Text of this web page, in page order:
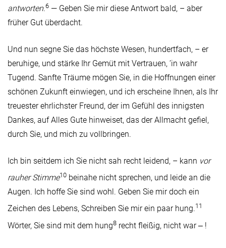
antworten.6 — Geben Sie mir diese Antwort bald, – aber
früher Gut überdacht.
Und nun segne Sie das höchste Wesen, hundertfach, – er
beruhige, und stärke Ihr Gemüt mit Vertrauen, ’in wahr
Tugend. Sanfte Träume mögen Sie, in die Hoffnungen einer
schönen Zukunft einwiegen, und ich erscheine Ihnen, als Ihr
treuester ehrlichster Freund, der im Gefühl des innigsten
Dankes, auf Alles Gute hinweiset, das der Allmacht gefiel,
durch Sie, und mich zu vollbringen.
Ich bin seitdem ich Sie nicht sah recht leidend, – kann vor
rauher Stimme10 beinahe nicht sprechen, und leide an die
Augen. Ich hoffe Sie sind wohl. Geben Sie mir doch ein
Zeichen des Lebens, Schreiben Sie mir ein paar hung.11
Wörter, Sie sind mit dem hung8 recht fleißig, nicht war ‒ !